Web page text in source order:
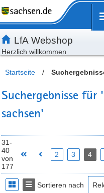
Inhalt
Kundenmenü
Artikelsuche
Servicemenü
LfA Webshop
Herzlich willkommen
Startseite /
Suchergebnisse für
sachsen'
31-
40
von
177
2 3 4
Sortieren nach